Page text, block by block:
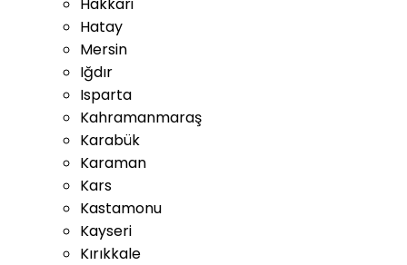
Hatay
Mersin
Iğdır
Isparta
Kahramanmaraş
Karabük
Karaman
Kars
Kastamonu
Kayseri
Kırıkkale